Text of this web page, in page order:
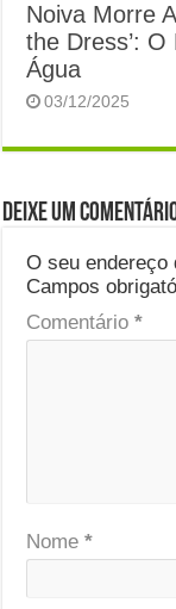
Noiva Morre
the Dress’:
Água
03/12/2025
Deixe um
O seu endereço
Campos
Comentário*
Nome*